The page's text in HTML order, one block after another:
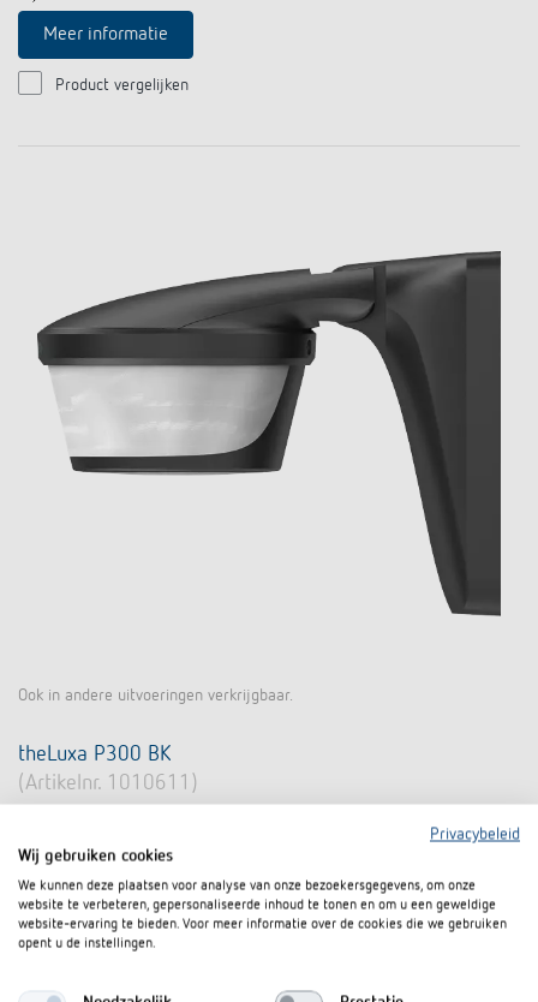
Meer informatie
Product vergelijken
Ook in andere uitvoeringen verkrijgbaar.
theLuxa P300 BK
(Artikelnr. 1010611)
Automatische lichtsturing afhankelijk van aanwezigheid en
lichtsterkte
Detectiehoek 300°
Privacybeleid
Wij gebruiken cookies
We kunnen deze plaatsen voor analyse van onze bezoekersgegevens, om onze
website te verbeteren, gepersonaliseerde inhoud te tonen en om u een geweldige
website-ervaring te bieden. Voor meer informatie over de cookies die we gebruiken
opent u de instellingen.